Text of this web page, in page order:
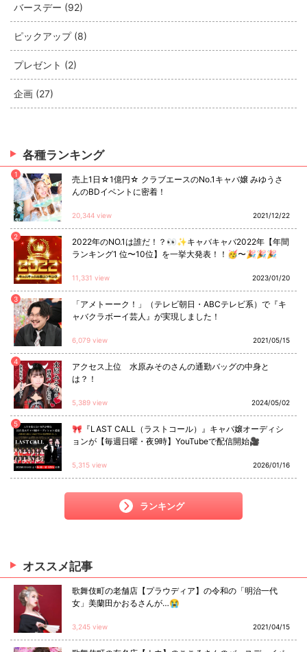
バースデー (92)
ピックアップ (8)
プレゼント (2)
企画 (27)
各種ランキング
1
売上1日☆1億円☆ クラブエースのNo.1キャバ嬢 みゆうさ
んのBDイベントに密着！
20,344 view 2021/12/22
2
2022年のNO.1は誰だ！？👀✨キャバキャバ2022年【年間
ランキング1 位〜10位】を一挙大発表！！🥳〜🎉🎉🎉
11,331 view 2023/01/20
3
「アメトーーク！」（テレビ朝日・ABCテレビ系）で『キ
ャバクラボーイ芸人』が実現しました！
6,079 view 2021/05/15
4
アクセス上位 水原みそのさんの通勤バッグの中身と
は？！
5,389 view 2024/05/02
5
🎀『LAST CALL（ラストコール）』キャバ嬢オーディシ
ョンが【毎週日曜・夜9時】YouTubeで配信開始🎥
5,315 view 2026/01/16
ランキング
オススメ記事
歌舞伎町の老舗店【プラウディア】の令和の「明治一代
女」美蘭田かおるさんが…😭
3,245 view 2021/04/15